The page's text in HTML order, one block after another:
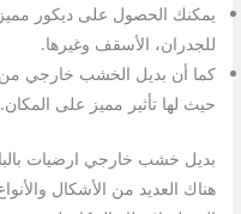
يمكنك الحصول على ديكور مميز
للجدران، الأسقف وغيرها.
كما أن بديل الخشب خارجي من
حيث لها تأثير مميز على المكان.
بديل خشب خارجي ارضيات
هناك العديد من الأشكال